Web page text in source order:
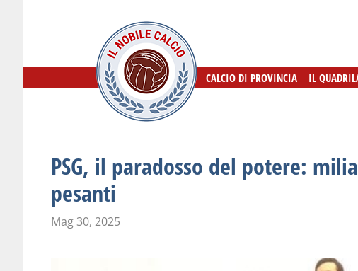
CALCIO DI PROVINCIA IL
CALCIO DI PROVINCIA IL
PSG, il paradosso del potere:
pesanti
Mag 30, 2025